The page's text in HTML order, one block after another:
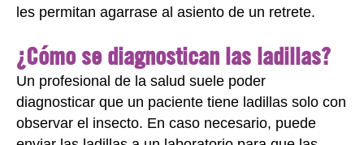
les permitan agarrase al asiento de un retrete.
¿Cómo se diagnostican las ladillas?
Un profesional de la salud suele poder
diagnosticar que un paciente tiene ladillas solo con
observar el insecto. En caso necesario, puede